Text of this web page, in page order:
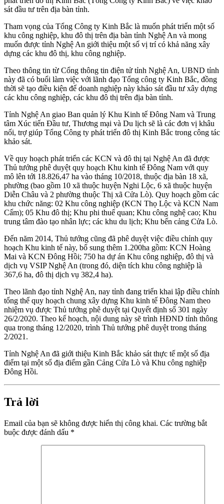
sát đầu tư trên địa bàn tỉnh.
Tham vọng của Tổng Công ty Kinh Bắc là muốn phát triển một số
khu công nghiệp, khu đô thị trên địa bàn tỉnh Nghệ An và mong
muốn được tỉnh Nghệ An giới thiệu một số vị trí có khả năng xây
dựng các khu đô thị, khu công nghiệp.
Theo thông tin từ Cổng thông tin điện tử tỉnh Nghệ An, UBND tỉnh
này đã có buổi làm việc với lãnh đạo Tổng công ty Kinh Bắc, đồng
thời sẽ tạo điều kiện để doanh nghiệp này khảo sát đầu tư xây dựng
các khu công nghiệp, các khu đô thị trên địa bàn tỉnh.
Tỉnh Nghệ An giao Ban quản lý Khu Kinh tế Đông Nam và Trung
tâm Xúc tiến Đầu tư, Thương mại và Du lịch sẽ là các đơn vị khâu
nối, trợ giúp Tổng Công ty phát triển đô thị Kinh Bắc trong công tác
khảo sát.
Về quy hoạch phát triển các KCN và đô thị tại Nghệ An đã được
Thủ tướng phê duyệt quy hoạch Khu kinh tế Đông Nam với quy
mô lên tới 18.826,47 ha vào tháng 10/2018, thuộc địa bàn 18 xã,
phường (bao gồm 10 xã thuộc huyện Nghi Lộc, 6 xã thuộc huyện
Diễn Châu và 2 phường thuộc Thị xã Cửa Lò). Quy hoạch gồm các
khu chức năng: 02 Khu công nghiệp (KCN Thọ Lộc và KCN Nam
Cấm); 05 Khu đô thị; Khu phi thuế quan; Khu công nghệ cao; Khu
trung tâm đào tạo nhân lực; các khu du lịch; Khu bến cảng Cửa Lò.
Đến năm 2014, Thủ tướng cũng đã phê duyệt việc điều chỉnh quy
hoạch Khu kinh tế này, bổ sung thêm 1.200ha gồm: KCN Hoàng
Mai và KCN Đông Hồi; 750 ha dự án Khu công nghiệp, đô thị và
dịch vụ VSIP Nghệ An (trong đó, diện tích khu công nghiệp là
367,6 ha, đô thị dịch vụ 382,4 ha).
Theo lãnh đạo tỉnh Nghệ An, nay tỉnh đang triển khai lập điều chỉnh
tổng thể quy hoạch chung xây dựng Khu kinh tế Đông Nam theo
nhiệm vụ được Thủ tướng phê duyệt tại Quyết định số 301 ngày
26/2/2020. Theo kế hoạch, nội dung này sẽ trình HĐND tỉnh thông
qua trong tháng 12/2020, trình Thủ tướng phê duyệt trong tháng
2/2021.
Tỉnh Nghệ An đã giới thiệu Kinh Bắc khảo sát thực tế một số địa
điểm tại một số địa điểm gần Cảng Cửa Lò và Khu công nghiệp
Đông Hồi.
Trả lời
Email của bạn sẽ không được hiển thị công khai. Các trường bắt
buộc được đánh dấu *